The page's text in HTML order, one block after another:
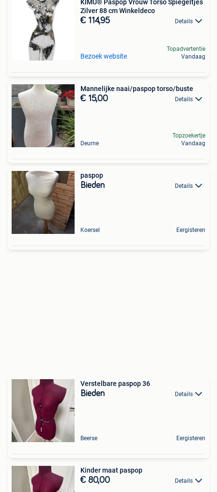
KIMU® Paspop Vrouw Torso Spiegeltjes
Zilver 88 cm Winkeldeco
€ 114,95 Details
Bezoek website
Topadvertentie
Vandaag
Mannelijke naai/paspop torso/buste
€ 15,00 Details
Deurne
Topzoekertje
Vandaag
paspop
Bieden Details
Koersel Eergisteren
Verstelbare paspop 36
Bieden Details
Beerse Eergisteren
Kinder maat paspop
€ 80,00 Details